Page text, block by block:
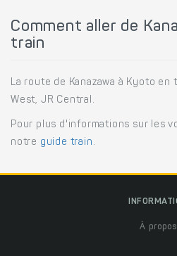
Comment aller de
train
La route de Kanazawa à Kyoto
West, JR Central.
Pour plus d'informations sur les
notre guide train .
À propos